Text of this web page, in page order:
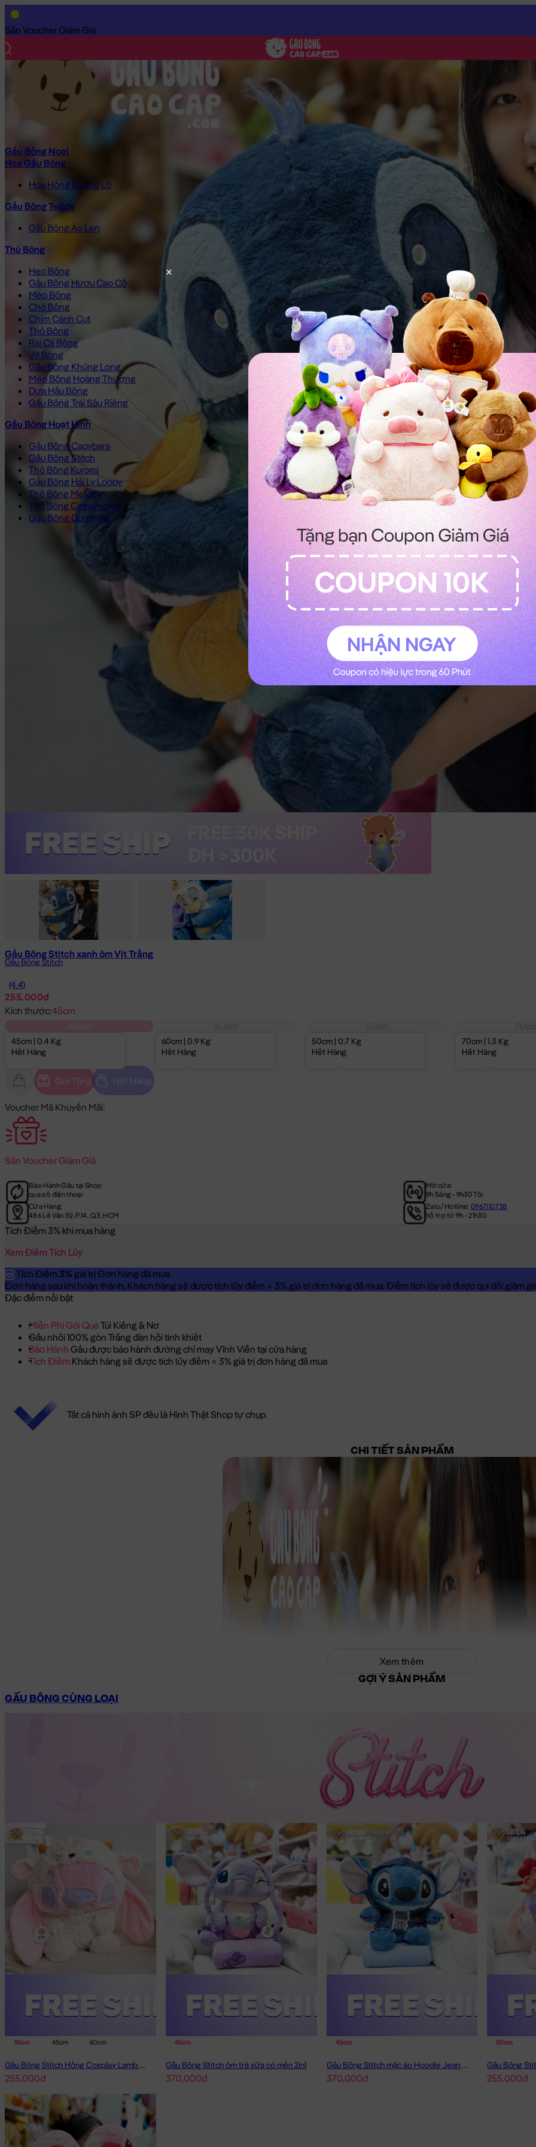
Săn Voucher Giảm Giá
Gấu Bông Noel
Hoa Gấu Bông
Hoa Hồng Khổng Lồ
Gấu Bông Teddy
Gấu Bông Áo Len
Thú Bông
Heo Bông
Gấu Bông Hươu Cao Cổ
Mèo Bông
Chó Bông
Chim Cánh Cụt
Thỏ Bông
Rái Cá Bông
Vịt Bông
Gấu Bông Khủng Long
Mèo Bông Hoàng Thượng
Dưa Hấu Bông
Gấu Bông Trái Sầu Riêng
Gấu Bông Hoạt Hình
Gấu Bông Capybara
Gấu Bông Stitch
Thỏ Bông Kuromi
Gấu Bông Hải Ly Loopy
Thỏ Bông Melody
Thỏ Bông Cinnamoroll
Gấu Bông Doremon
Trang Chủ
Gấu Bông Stitch xanh ôm Vịt Trắng
Gấu Bông Stitch
(4.4)
255.000đ
Kích thước:45cm
45cm | 0.4 Kg
Hết Hàng
60cm | 0.9 Kg
Hết Hàng
50cm | 0.7 Kg
Hết Hàng
70cm | 1.3 Kg
Hết Hàng
Gửi Tặng Hết Hàng
Voucher Mã Khuyến Mãi:
Săn Voucher Giảm Giá
Bảo Hành Gấu tại Shop
qua số điện thoại
Mở cửa:
9h Sáng - 9h30 Tối
Cửa Hàng:
486 Lê Văn Sỹ, P.14, Q.3, HCM
Zalo/Hotline:0967110738
hỗ trợ từ 9h - 21h30
Tích Điểm 3% khi mua hàng
Xem Điểm Tích Lũy
Tích Điểm 3% giá trị Đơn hàng đã mua
Đơn hàng sau khi hoàn thành, Khách hàng sẽ được tích lũy điểm = 3% giá trị đơn hàng đã mua. Điểm tích lũy sẽ được qui đổi giảm
Đặc điểm nổi bật
Miễn Phí Gói QuàTúi Kiếng & Nơ
Gấu nhồi 100% gòn Trắng đàn hồi tinh khiết
Bảo Hành Gấu được bảo hành đường chỉ may Vĩnh Viễn tại cửa hàng
Tích Điểm Khách hàng sẽ được tích lũy điểm = 3% giá trị đơn hàng đã mua
Tất cả hình ảnh SP đều là Hình Thật Shop tự chụp.
CHI TIẾT SẢN PHẨM
Xem thêm
GỢI Ý SẢN PHẨM
GẤU BÔNG CÙNG LOẠI
35cm 45cm 60cm
Gấu Bông Stitch Hồng Cosplay Lamb Angel
255,000đ
45cm
Gấu Bông Stitch ôm trà sữa có mền 2in1
370,000đ
45cm
Gấu Bông Stitch mặc áo Hoodie Jean có mền 2in1
370,000đ
50cm
Gấu Bông
255,000đ